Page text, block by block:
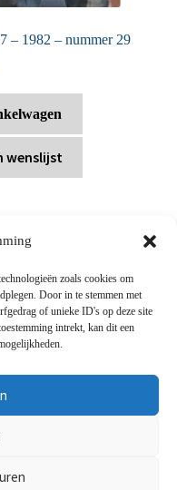
zoals cookies om
Door in te stemmen met
of unieke ID's op deze site
intrekt, kan dit een
– 1982 – nummer 29
wenslijst
-Algemene
-Over ons